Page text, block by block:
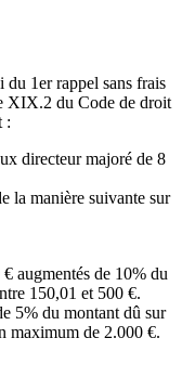
du 1er rappel sans frais
XIX.2 du Code de droit
:
directeur majoré de 8
la manière suivante sur
augmentés de 10% du
150,01 et 500 €.
5% du montant dû sur
maximum de 2.000 €.